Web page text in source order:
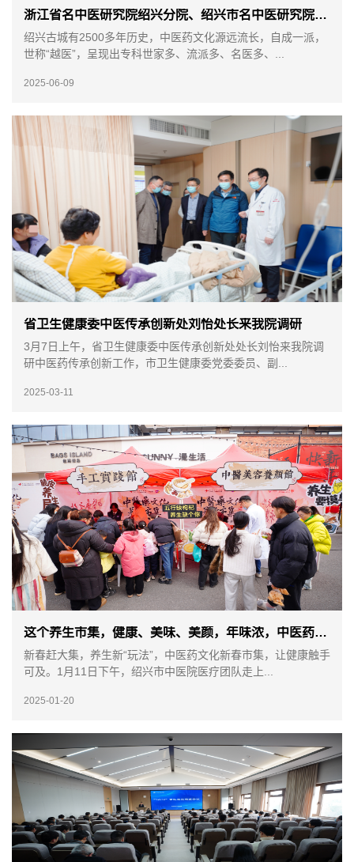
浙江省名中医研究院绍兴分院、绍兴市名中医研究院正式成立
绍兴古城有2500多年历史，中医药文化源远流长，自成一派，
世称“越医”，呈现出专科世家多、流派多、名医多、...
2025-06-09
省卫生健康委中医传承创新处刘怡处长来我院调研
3月7日上午，省卫生健康委中医传承创新处处长刘怡来我院调
研中医药传承创新工作，市卫生健康委党委委员、副...
2025-03-11
这个养生市集，健康、美味、美颜，年味浓，中医药氛围更浓！
新春赶大集，养生新“玩法”，中医药文化新春市集，让健康触手
可及。1月11日下午，绍兴市中医院医疗团队走上...
2025-01-20